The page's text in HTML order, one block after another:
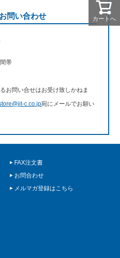
カートへ
問い合わせ
帯
お問い合せはお受け致しかねま
c.co.jp宛にメールでお願い
FAX注文書
お問合わせ
メルマガ登録はこちら